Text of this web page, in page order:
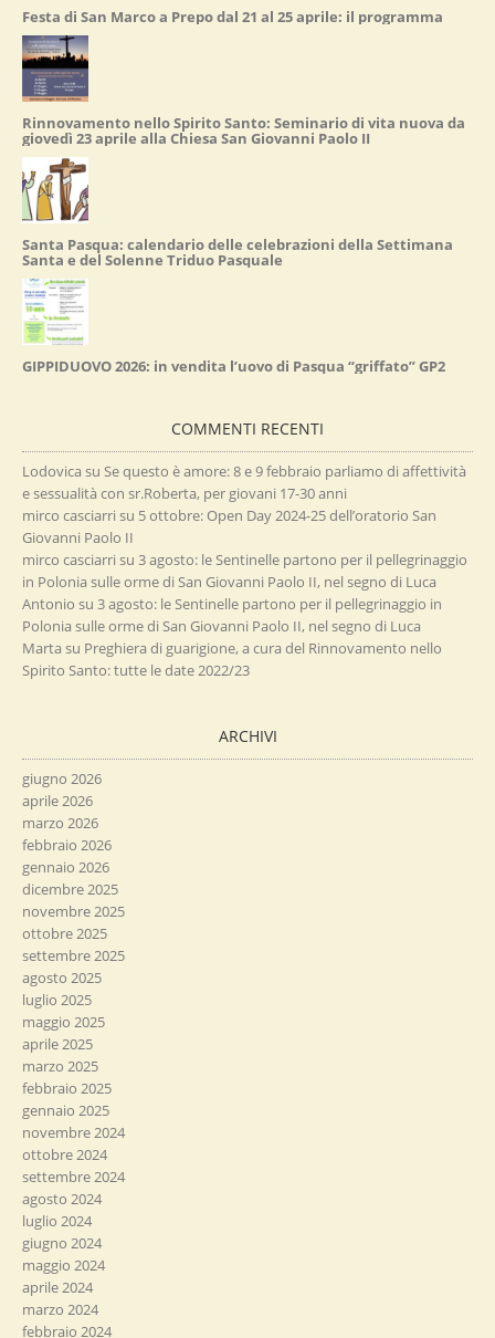
Festa di San Marco a Prepo dal 21 al 25 aprile: il programma
Rinnovamento nello Spirito Santo: Seminario di vita nuova da
giovedì 23 aprile alla Chiesa San Giovanni Paolo II
Santa Pasqua: calendario delle celebrazioni della Settimana
Santa e del Solenne Triduo Pasquale
GIPPIDUOVO 2026: in vendita l’uovo di Pasqua “griffato” GP2
COMMENTI RECENTI
Lodovica su Se questo è amore: 8 e 9 febbraio parliamo di affettività
e sessualità con sr.Roberta, per giovani 17-30 anni
mirco casciarri su 5 ottobre: Open Day 2024-25 dell’oratorio San
Giovanni Paolo II
mirco casciarri su 3 agosto: le Sentinelle partono per il pellegrinaggio
in Polonia sulle orme di San Giovanni Paolo II, nel segno di Luca
Antonio su 3 agosto: le Sentinelle partono per il pellegrinaggio in
Polonia sulle orme di San Giovanni Paolo II, nel segno di Luca
Marta su Preghiera di guarigione, a cura del Rinnovamento nello
Spirito Santo: tutte le date 2022/23
ARCHIVI
giugno 2026
aprile 2026
marzo 2026
febbraio 2026
gennaio 2026
dicembre 2025
novembre 2025
ottobre 2025
settembre 2025
agosto 2025
luglio 2025
maggio 2025
aprile 2025
marzo 2025
febbraio 2025
gennaio 2025
novembre 2024
ottobre 2024
settembre 2024
agosto 2024
luglio 2024
giugno 2024
maggio 2024
aprile 2024
marzo 2024
febbraio 2024